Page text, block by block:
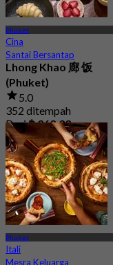
Phuket
Cina
Santai Bersantap
Lhong Khao 廊 饭
(Phuket)
5.0
352 ditempah
Dari฿ 363.33
Phuket
Itali
Mesra Keluarga